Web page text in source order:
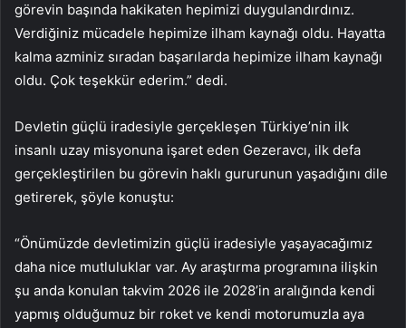
görevin başında hakikaten hepimizi duygulandırdınız.
Verdiğiniz mücadele hepimize ilham kaynağı oldu. Hayatta
kalma azminiz sıradan başarılarda hepimize ilham kaynağı
oldu. Çok teşekkür ederim.” dedi.
Devletin güçlü iradesiyle gerçekleşen Türkiye’nin ilk
insanlı uzay misyonuna işaret eden Gezeravcı, ilk defa
gerçekleştirilen bu görevin haklı gururunun yaşadığını dile
getirerek, şöyle konuştu:
“Önümüzde devletimizin güçlü iradesiyle yaşayacağımız
daha nice mutluluklar var. Ay araştırma programına ilişkin
şu anda konulan takvim 2026 ile 2028’in aralığında kendi
yapmış olduğumuz bir roket ve kendi motorumuzla aya